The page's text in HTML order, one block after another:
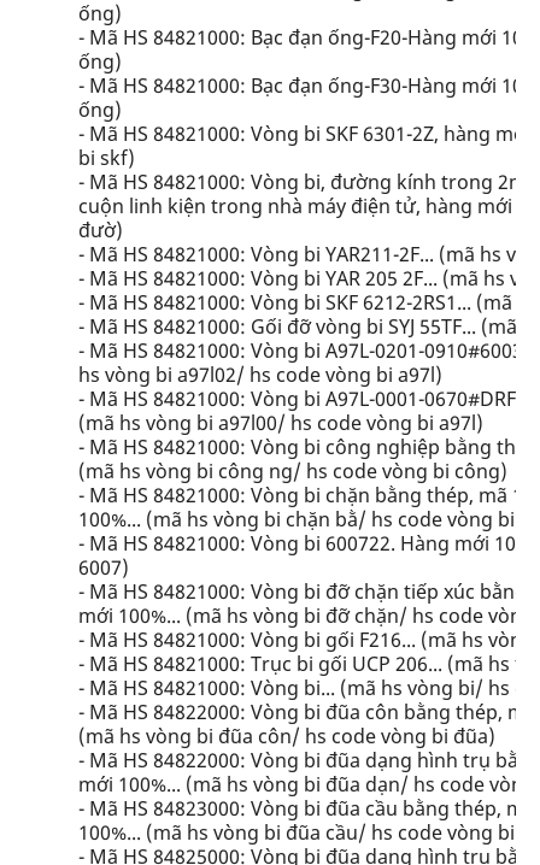
ống)
- Mã HS 84821000: Bạc đạn ống-F20-Hàng mới
ống)
- Mã HS 84821000: Bạc đạn ống-F30-Hàng mới
ống)
- Mã HS 84821000: Vòng bi SKF 6301-2Z, hàng
bi skf)
- Mã HS 84821000: Vòng bi, đường kính trong
cuộn linh kiện trong nhà máy điện tử, hàng mới
đườ)
- Mã HS 84821000: Vòng bi YAR211-2F... (mã hs
- Mã HS 84821000: Vòng bi YAR 205 2F... (mã hs
- Mã HS 84821000: Vòng bi SKF 6212-2RS1... (mã
- Mã HS 84821000: Gối đỡ vòng bi SYJ 55TF...
- Mã HS 84821000: Vòng bi A97L-0201-
hs vòng bi a97l02/ hs code vòng bi a97l)
- Mã HS 84821000: Vòng bi A97L-0001-
(mã hs vòng bi a97l00/ hs code vòng bi a97l)
- Mã HS 84821000: Vòng bi công nghiệp bằng
(mã hs vòng bi công ng/ hs code vòng bi công)
- Mã HS 84821000: Vòng bi chặn bằng thép, mã
100%... (mã hs vòng bi chặn bằ/ hs code vòng bi
- Mã HS 84821000: Vòng bi 600722. Hàng mới
6007)
- Mã HS 84821000: Vòng bi đỡ chặn tiếp xúc bằng
mới 100%... (mã hs vòng bi đỡ chặn/ hs code
- Mã HS 84821000: Vòng bi gối F216... (mã hs
- Mã HS 84821000: Trục bi gối UCP 206... (mã hs
- Mã HS 84821000: Vòng bi... (mã hs vòng bi/ hs
- Mã HS 84822000: Vòng bi đũa côn bằng thép,
(mã hs vòng bi đũa côn/ hs code vòng bi đũa)
- Mã HS 84822000: Vòng bi đũa dạng hình trụ
mới 100%... (mã hs vòng bi đũa dạn/ hs code
- Mã HS 84823000: Vòng bi đũa cầu bằng thép,
100%... (mã hs vòng bi đũa cầu/ hs code vòng bi
- Mã HS 84825000: Vòng bi đũa dạng hình trụ